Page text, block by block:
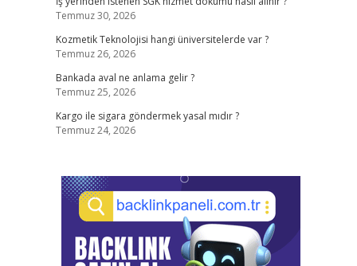
Temmuz 30, 2026
Kozmetik Teknolojisi hangi üniversitelerde var ?
Temmuz 26, 2026
Bankada aval ne anlama gelir ?
Temmuz 25, 2026
Kargo ile sigara göndermek yasal mıdır ?
Temmuz 24, 2026